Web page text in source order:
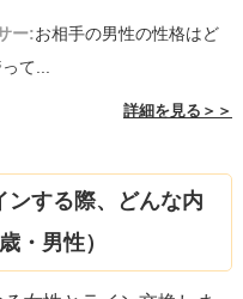
ー:お相手の男性の性格はど
て...
詳細を見る＞＞
ンする際、どんな内
・男性）